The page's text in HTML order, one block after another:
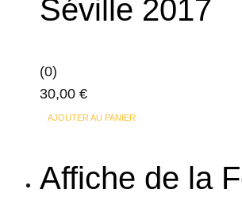
Séville 2017
(0)
30,00 €
AJOUTER AU PANIER
Affiche de la